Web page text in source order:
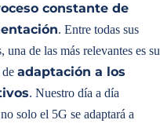
constante de
. Entre todas sus
una de las más relevantes es su
adaptación a los
. Nuestro día a día
solo el 5G se adaptará a